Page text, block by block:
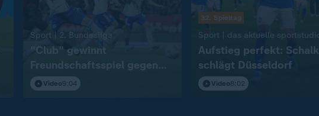
Sport | 2. Bundesliga
"Club" gewinnt
Freundschaftsspiel gegen
S04Video9:04
32. Spieltag
Sport | das aktuelle
Aufstieg perfekt:
schlägt Düsseldorf
Video8:02